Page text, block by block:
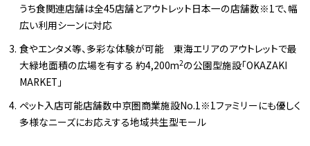
うち食関連店舗は全45店舗とアウトレット日本一の店舗数※1で、幅
広い利用シーンに対応
食やエンタメ等、多彩な体験が可能 東海エリアのアウトレットで最
大緑地面積の広場を有する 約4,200m2の公園型施設「OKAZAKI
MARKET」
ペット入店可能店舗数中京圏商業施設No.1※1ファミリーにも優しく
多様なニーズにお応えする地域共生型モール